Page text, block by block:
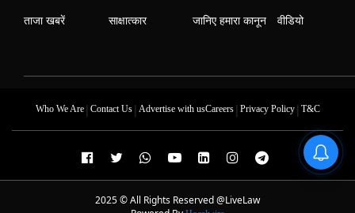
ताजा खबरें साक्षात्कार जानिए हमारा कानून वीडियो
Who We Are| Contact Us| Advertise with usCareers| Privacy Policy| T&C
2025 © All Rights Reserved @LiveLaw